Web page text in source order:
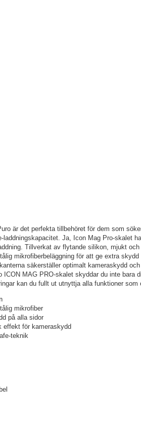
är det perfekta tillbehöret för dem som
Ja, Icon Mag Pro-skalet
Tillverkat av flytande silikon, mjukt
mikrofiberbeläggning för att ge extra
säkerställer optimalt kameraskydd
ICON MAG PRO-skalet skyddar du inte bara
kan du fullt ut utnyttja alla funktioner som
mikrofiber
på alla sidor
effekt för kameraskydd
teknik